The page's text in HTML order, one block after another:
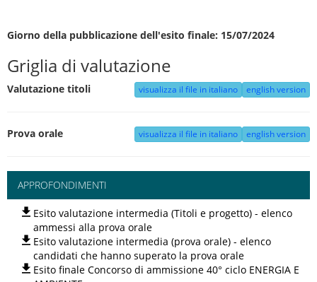
Giorno della pubblicazione dell'esito finale: 15/07/2024
Griglia di valutazione
Valutazione titoli visualizza il file in italiano english version
Prova orale visualizza il file in italiano english version
APPROFONDIMENTI
Esito valutazione intermedia (Titoli e progetto) - elenco
ammessi alla prova orale
Esito valutazione intermedia (prova orale) - elenco
candidati che hanno superato la prova orale
Esito finale Concorso di ammissione 40° ciclo ENERGIA E